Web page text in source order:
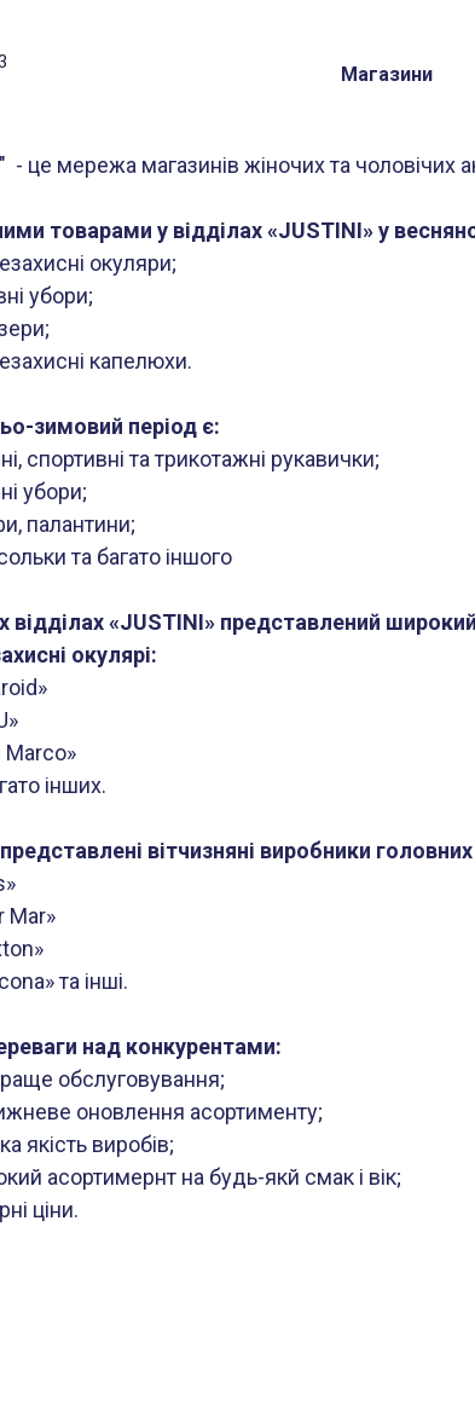
Магазини
- це мережа магазинів жіночих та чоловічих
товарами у відділах «JUSTINI» у
окуляри;
убори;
капелюхи.
зимовий період є:
спортивні та трикотажні рукавички;
убори;
палантини;
та багато іншого
відділах «JUSTINI» представлений
окулярі:
інших.
вітчизняні виробники головних
Mar»
та інші.
над конкурентами:
обслуговування;
оновлення асортименту;
якість виробів;
асортимернт на будь-якй смак і вік;
ціни.